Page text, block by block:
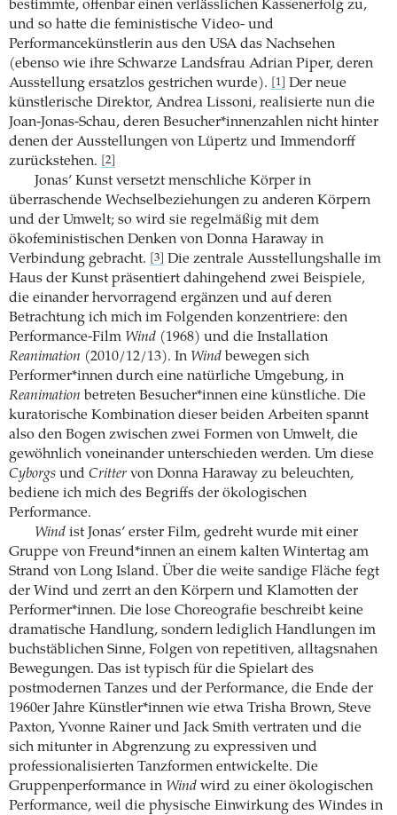
bestimmte, offenbar einen verlässlichen Kassenerfolg zu,
und so hatte die feministische Video- und
Performancekünstlerin aus den USA das Nachsehen
(ebenso wie ihre Schwarze Landsfrau Adrian Piper, deren
Ausstellung ersatzlos gestrichen wurde).
[1]
Der neue
künstlerische Direktor, Andrea Lissoni, realisierte nun die
Joan-Jonas-Schau, deren Besucher*innenzahlen nicht hinter
denen der Ausstellungen von Lüpertz und Immendorff
zurückstehen.
[2]
Jonas’ Kunst versetzt menschliche Körper in
überraschende Wechselbeziehungen zu anderen Körpern
und der Umwelt; so wird sie regelmäßig mit dem
ökofeministischen Denken von Donna Haraway in
Verbindung gebracht.
[3]
Die zentrale Ausstellungshalle im
Haus der Kunst präsentiert dahingehend zwei Beispiele,
die einander hervorragend ergänzen und auf deren
Betrachtung ich mich im Folgenden konzentriere: den
Performance-Film Wind (1968) und die Installation
Reanimation (2010/12/13). In Wind bewegen sich
Performer*innen durch eine natürliche Umgebung, in
Reanimation betreten Besucher*innen eine künstliche. Die
kuratorische Kombination dieser beiden Arbeiten spannt
also den Bogen zwischen zwei Formen von Umwelt, die
gewöhnlich voneinander unterschieden werden. Um diese
Cyborgs und Critter von Donna Haraway zu beleuchten,
bediene ich mich des Begriffs der ökologischen
Performance.
Windist Jonas’ erster Film, gedreht wurde mit einer
Gruppe von Freund*innen an einem kalten Wintertag am
Strand von Long Island. Über die weite sandige Fläche fegt
der Wind und zerrt an den Körpern und Klamotten der
Performer*innen. Die lose Choreografie beschreibt keine
dramatische Handlung, sondern lediglich Handlungen im
buchstäblichen Sinne, Folgen von repetitiven, alltagsnahen
Bewegungen. Das ist typisch für die Spielart des
postmodernen Tanzes und der Performance, die Ende der
1960er Jahre Künstler*innen wie etwa Trisha Brown, Steve
Paxton, Yvonne Rainer und Jack Smith vertraten und die
sich mitunter in Abgrenzung zu expressiven und
professionalisierten Tanzformen entwickelte. Die
Gruppenperformance in Wind wird zu einer ökologischen
Performance, weil die physische Einwirkung des Windes in